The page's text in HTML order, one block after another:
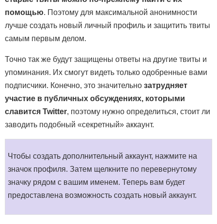
помощью. Поэтому для максимальной анонимности
лучше создать новый личный профиль и защитить твиты
самым первым делом.
Точно так же будут защищены ответы на другие твиты и
упоминания. Их смогут видеть только одобренные вами
подписчики. Конечно, это значительно затрудняет
участие в публичных обсуждениях, которыми
славится Twitter, поэтому нужно определиться, стоит ли
заводить подобный «секретный» аккаунт.
Чтобы создать дополнительный аккаунт, нажмите на
значок профиля. Затем щелкните по перевернутому
значку рядом с вашим именем. Теперь вам будет
предоставлена ​​возможность создать новый аккаунт.